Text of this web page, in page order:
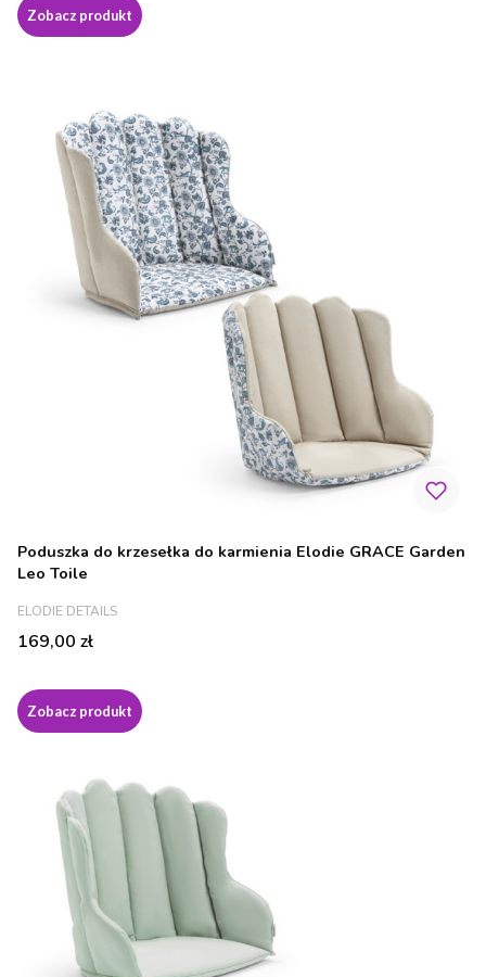
Zobacz produkt
Poduszka do krzesełka do karmienia Elodie GRACE Garden
Leo Toile
PRODUCENT
ELODIE DETAILS
Cena
169,00 zł
Zobacz produkt